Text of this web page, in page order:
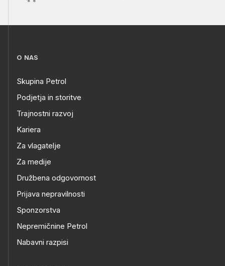
O NAS
Skupina Petrol
Podjetja in storitve
Trajnostni razvoj
Kariera
Za vlagatelje
Za medije
Družbena odgovornost
Prijava nepravilnosti
Sponzorstva
Nepremičnine Petrol
Nabavni razpisi